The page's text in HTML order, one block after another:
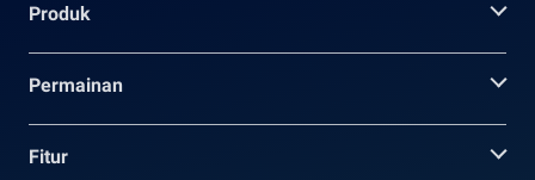
Produk
Permainan
Fitur